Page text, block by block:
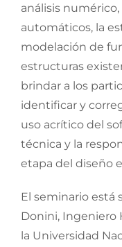
análisis
automáticos, la
modelación de
estructuras
brindar a los
identificar y
uso acrítico del
técnica y la
etapa del diseño
El seminario está
Donini, Ingeniero
la Universidad